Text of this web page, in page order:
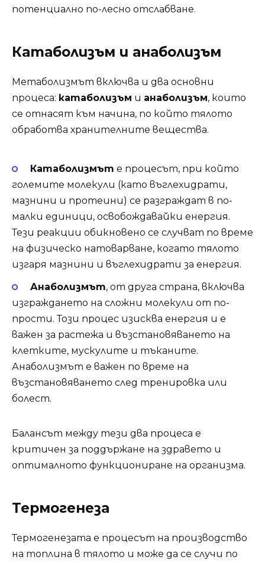
потенциално по-лесно отслабване.
Катаболизъм и анаболизъм
Метаболизмът включва и два основни
процеса: катаболизъм и анаболизъм, които
се отнасят към начина, по който тялото
обработва хранителните вещества.
Катаболизмът е процесът, при който
големите молекули (като въглехидрати,
мазнини и протеини) се разграждат в по-
малки единици, освобождавайки енергия.
Тези реакции обикновено се случват по време
на физическо натоварване, когато тялото
изгаря мазнини и въглехидрати за енергия.
Анаболизмът, от друга страна, включва
изграждането на сложни молекули от по-
прости. Този процес изисква енергия и е
важен за растежа и възстановяването на
клетките, мускулите и тъканите.
Анаболизмът е важен по време на
възстановяването след тренировка или
болест.
Балансът между тези два процеса е
критичен за поддържане на здравето и
оптималното функциониране на организма.
Термогенеза
Термогенезата е процесът на производство
на топлина в тялото и може да се случи по